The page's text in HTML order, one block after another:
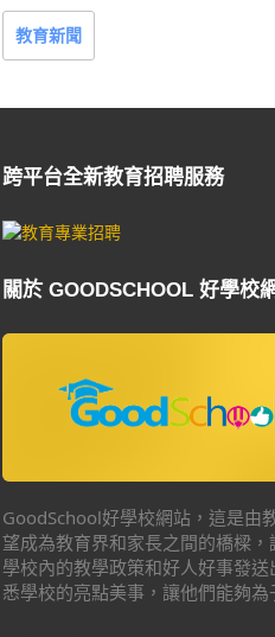
教育新聞
跨平台全新教育招聘服務
關於 GOODSCHOOL 好學校
GoodSchool好學校網站，這是由
望成為教育界和家長之間的橋樑
學校內的教學政策和好人好事發
悉學校的亮點美事，讓他們能夠